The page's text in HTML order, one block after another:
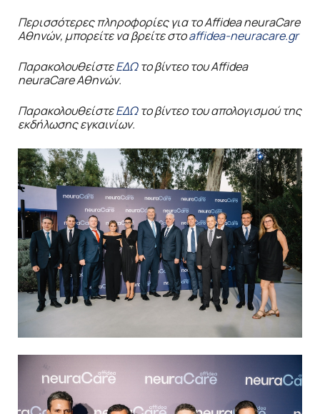
Περισσότερες πληροφορίες για τοAffideaneuraCare
Αθηνών, μπορείτε να βρείτε στοaffidea-neuracare.gr
ΠαρακολουθείστεΕΔΩ το βίντεο τουAffidea
neuraCareΑθηνών.
ΠαρακολουθείστεΕΔΩτο βίντεο τουαπολογισμού της
εκδήλωσης εγκαινίων.